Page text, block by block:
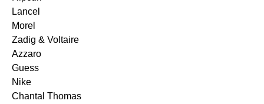
Lancel
Morel
Zadig & Voltaire
Azzaro
Guess
Nike
Chantal Thomas